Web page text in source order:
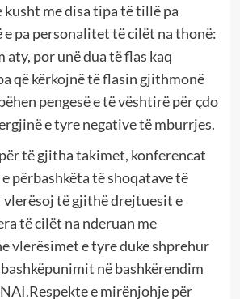
kusht me disa tipa të tillë pa
pa personalitet të cilët na thonë:
aty, por unë dua të flas kaq
që kërkojnë të flasin gjithmonë
pengesë e të vështirë për çdo
e tyre negative të mburrjes.
të gjitha takimet, konferencat
përbashkëta të shoqatave të
vlerësoj të gjithë drejtuesit e
të cilët na nderuan me
vlerësimet e tyre duke shprehur
në bashkërendim
e mirënjohje për